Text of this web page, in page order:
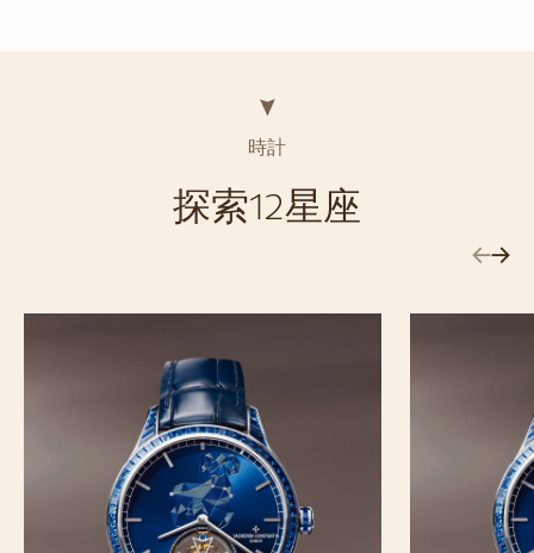
時計
探索12星座